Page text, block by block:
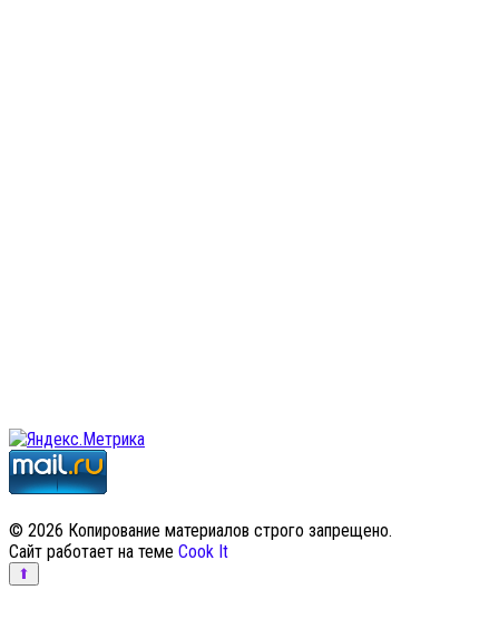
© 2026 Копирование материалов строго запрещено.
Сайт работает на теме Cook It